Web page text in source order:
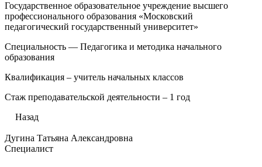
Государственное образовательное учреждение высшего
профессионального образования «Московский
педагогический государственный университет»
Специальность — Педагогика и методика начального
образования
Квалификация – учитель начальных классов
Стаж преподавательской деятельности – 1 год
Назад
Дугина Татьяна Александровна
Специалист